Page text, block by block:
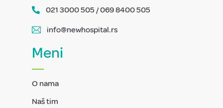
021 3000 505 / 069 8400 505
info@newhospital.rs
Meni
O nama
Naš tim